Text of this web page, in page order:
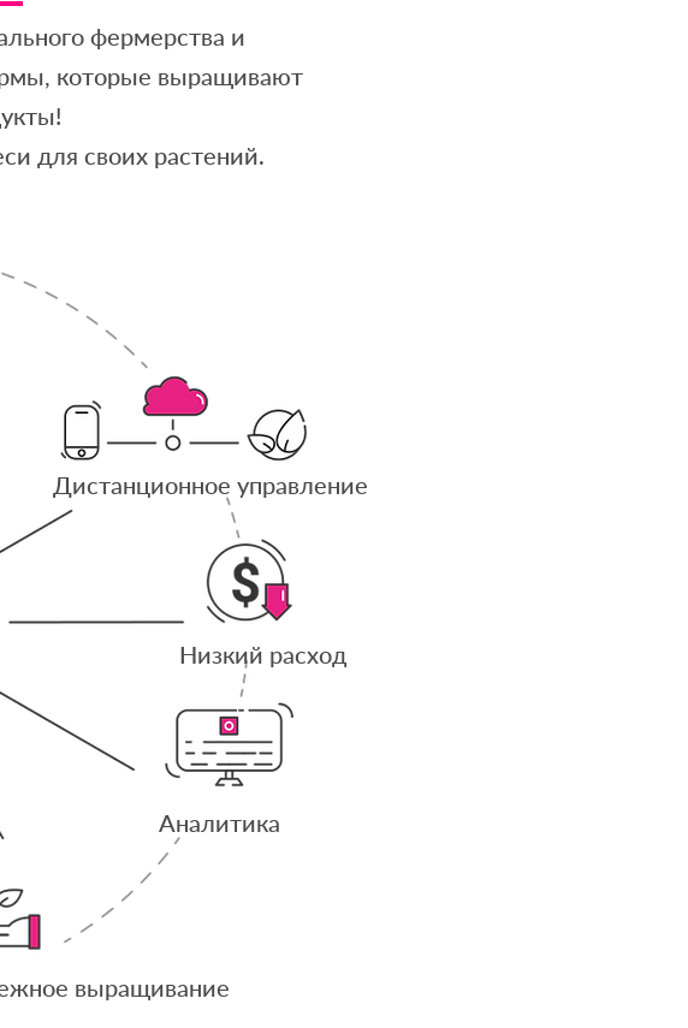
фермерства и
которые выращивают
для своих растений.
Аналитика
выращивание
Низкий расход
Дистанционное управление